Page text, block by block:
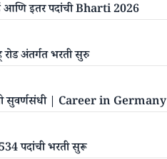
आणि इतर पदांची Bharti 2026
अंतर्गत भरती सुरु
सुवर्णसंधी | Career in Germany
पदांची भरती सुरू